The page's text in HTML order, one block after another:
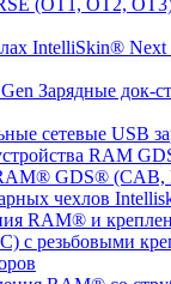
Зарядные док-
сетевые USB
RAM
GDS®
чехлов
RAM® и
с резьбовыми